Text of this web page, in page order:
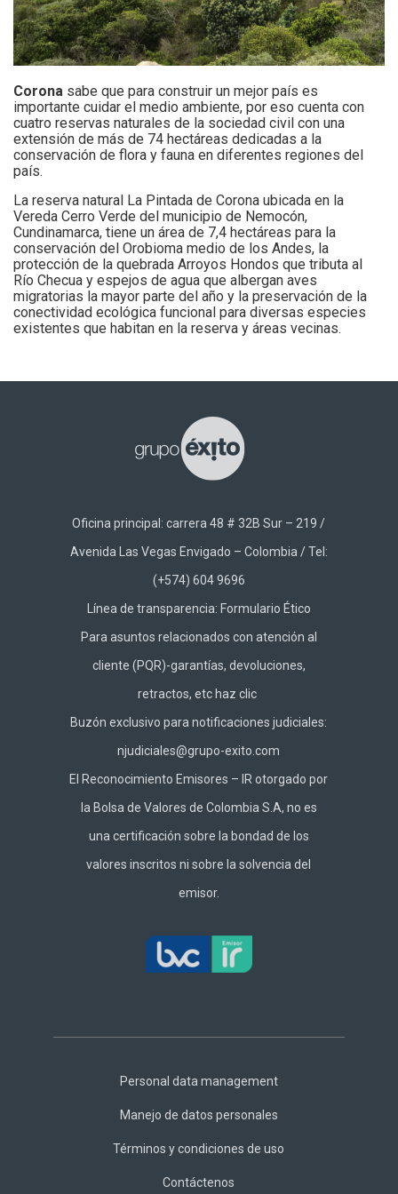
Corona sabe que para construir un mejor país es
importante cuidar el medio ambiente, por eso cuenta con
cuatro reservas naturales de la sociedad civil con una
extensión de más de 74 hectáreas dedicadas a la
conservación de flora y fauna en diferentes regiones del
país.
La reserva natural La Pintada de Corona ubicada en la
Vereda Cerro Verde del municipio de Nemocón,
Cundinamarca, tiene un área de 7,4 hectáreas para la
conservación del Orobioma medio de los Andes, la
protección de la quebrada Arroyos Hondos que tributa al
Río Checua y espejos de agua que albergan aves
migratorias la mayor parte del año y la preservación de la
conectividad ecológica funcional para diversas especies
existentes que habitan en la reserva y áreas vecinas.
Oficina principal: carrera 48 # 32B Sur – 219 /
Avenida Las Vegas Envigado – Colombia / Tel:
(+574) 604 9696
Línea de transparencia: Formulario Ético
Para asuntos relacionados con atención al
cliente (PQR)-garantías, devoluciones,
retractos, etc hazclic
Buzón exclusivo para notificaciones judiciales:
njudiciales@grupo-exito.com
El Reconocimiento Emisores – IR otorgado por
la Bolsa de Valores de Colombia S.A, no es
una certificación sobre la bondad de los
valores inscritos ni sobre la solvencia del
emisor.
Footer
Personal data management
Manejo de datos personales
Términos y condiciones de uso
Contáctenos